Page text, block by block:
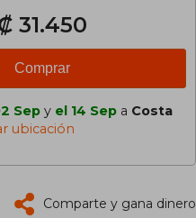
31.450
Comprar
Sep y el 14 Sep a Costa
ubicación
Comparte y gana dinero